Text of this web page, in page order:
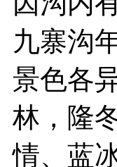
九寨沟
景色各
林，隆
情、蓝